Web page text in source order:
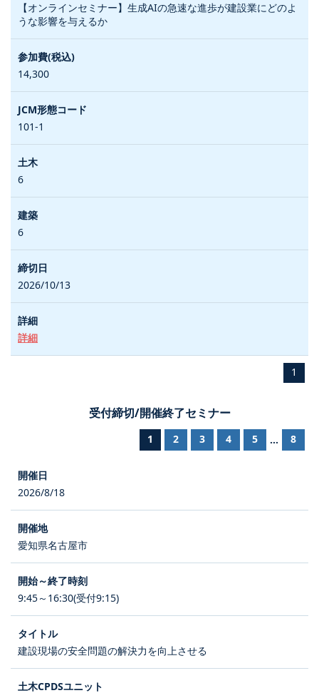
【オンラインセミナー】生成AIの急速な進歩が建設業にどのよ
うな影響を与えるか
14,300
101-1
6
6
2026/10/13
詳細
1
受付締切/開催終了セミナー
1 2 3 4 5 ... 8
2026/8/18
愛知県名古屋市
9:45～16:30(受付9:15)
建設現場の安全問題の解決力を向上させる